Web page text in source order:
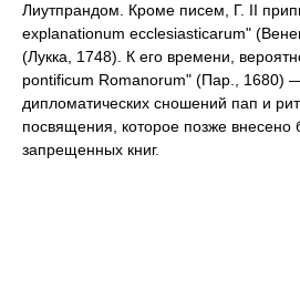
Лиутпрандом. Кроме писем, Г. II
explanationum ecclesiasticarum"
(Лукка, 1748). К его времени,
pontificum Romanorum" (Пар., 1680)
дипломатических сношений пап и
посвящения, которое позже внесено
запрещенных книг.